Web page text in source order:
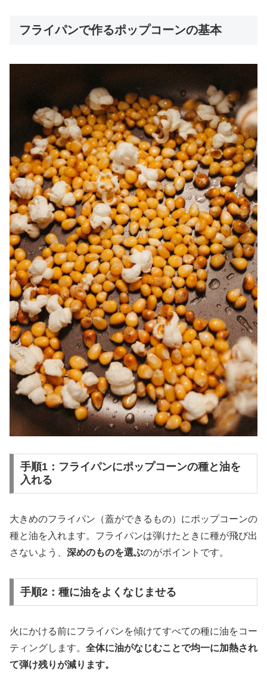
フライパンで作るポップコーンの基本
手順1：フライパンにポップコーンの種と油を
入れる
大きめのフライパン（蓋ができるもの）にポップコーンの
種と油を入れます。フライパンは弾けたときに種が飛び出
さないよう、 深めのものを選ぶのがポイントです。
手順2：種に油をよくなじませる
火にかける前にフライパンを傾けてすべての種に油をコー
ティングします。 全体に油がなじむことで均一に加熱され
て弾け残りが減ります。